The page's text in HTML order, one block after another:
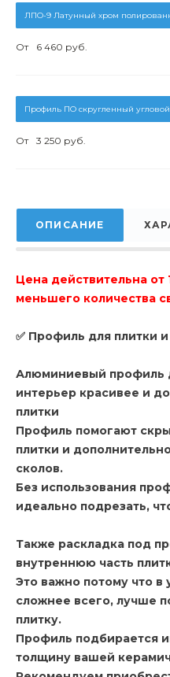
ЛПО-9 Латунный хром
От 6 460 руб.
Профиль ПО скругленный угловой
От 3 250 руб.
ОПИСАНИЕ
Цена действительна от
меньшего количества
✅ Профиль для плитки
Алюминиевый профиль
интерьер красивее и
плитки
Профиль помогают
плитки и
сколов.
Без использования
идеально подрезать,
Также раскладка под
внутреннюю часть
Это важно потому что в
сложнее всего, лучше
плитку.
Профиль подбирается
толщину вашей